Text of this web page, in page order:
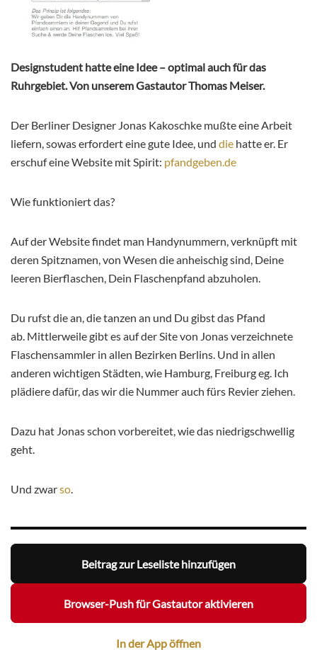
Designstudent hatte eine Idee – optimal auch für das
Ruhrgebiet. Von unserem Gastautor Thomas Meiser.
Der Berliner Designer Jonas Kakoschke mußte eine Arbeit
liefern, sowas erfordert eine gute Idee, und die hatte er. Er
erschuf eine Website mit Spirit: pfandgeben.de
Wie funktioniert das?
Auf der Website findet man Handynummern, verknüpft mit
deren Spitznamen, von Wesen die anheischig sind, Deine
leeren Bierflaschen, Dein Flaschenpfand abzuholen.
Du rufst die an, die tanzen an und Du gibst das Pfand
ab. Mittlerweile gibt es auf der Site von Jonas verzeichnete
Flaschensammler in allen Bezirken Berlins. Und in allen
anderen wichtigen Städten, wie Hamburg, Freiburg eg. Ich
plädiere dafür, das wir die Nummer auch fürs Revier ziehen.
Dazu hat Jonas schon vorbereitet, wie das niedrigschwellig
geht.
Und zwarso.
Beitrag zur Leseliste hinzufügen
Browser-Push für Gastautor aktivieren
In der App öffnen